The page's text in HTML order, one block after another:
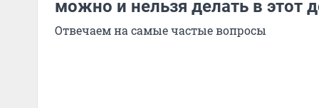
можно и нельзя делать в этот
Отвечаем на самые частые вопросы